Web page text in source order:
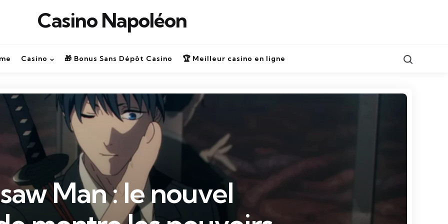
Casino Napoléon
Casino 🎁 Bonus Sans Dépôt Casino 🏆 Meilleur casino en ligne
Man : le nouvel